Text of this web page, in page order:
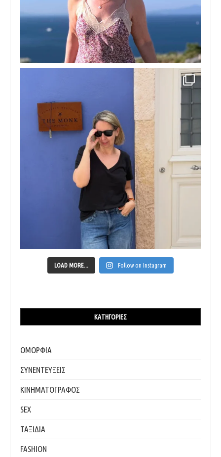
LOAD MORE... Follow on Instagram
ΚΑΤΗΓΟΡΊΕΣ
ΟΜΟΡΦΙΑ
ΣΥΝΕΝΤΕΥΞΕΙΣ
ΚΙΝΗΜΑΤΟΓΡΑΦΟΣ
SEX
ΤΑΞΙΔΙΑ
FASHION